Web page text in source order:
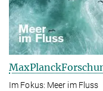
Im Fokus: Meer im Fluss